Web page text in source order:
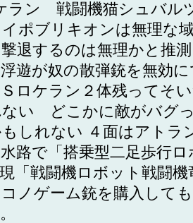
ラン 戦闘機猫シュバル
ポブリキオンは無理な
退するのは無理かと推
遊が奴の散弾銃を無効
ロケラン２体残ってそ
ない どこかに敵がバグ
しれない ４面はアトラ
路で「搭乗型二足歩行
「戦闘機ロボット戦闘
ノゲーム銃を購入して